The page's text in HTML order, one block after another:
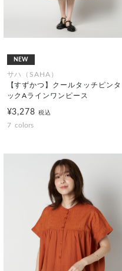
NEW
サハ（SAHA）
【すずかつ】クールタッチピンタ
ックAラインワンピース
¥3,278税込
7 colors